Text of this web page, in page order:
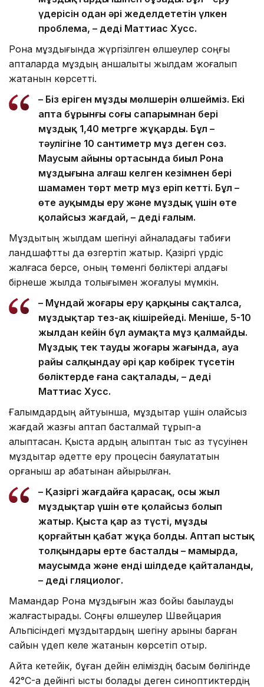
үдерісін одан әрі жеделдететін үлкен
проблема, – деді Маттиас Хусс.
Рона мұздығында жүргізілген өлшеулер соңғы
апталарда мұздың қаншалықты жылдам жоғалып
жатқанын көрсетті.
– Біз еріген мұздың мөлшерін өлшейміз. Екі
апта бұрынғы соңғы сапарымнан бері
мұздық 1,40 метрге жұқарды. Бұл –
тәулігіне 10 сантиметр мұз деген сөз.
Маусым айының ортасында биыл Рона
мұздығына алғаш келген кезімнен бері
шамамен төрт метр мұз еріп кетті. Бұл –
өте ауқымды еру және мұздық үшін өте
қолайсыз жағдай, – деді ғалым.
Мұздықтың жылдам шегінуі айналадағы табиғи
ландшафтты да өзгертіп жатыр. Қазіргі үрдіс
жалғаса берсе, оның төменгі бөліктері алдағы
бірнеше жылда толығымен жоғалуы мүмкін.
– Мұндай жоғары еру қарқыны сақталса,
мұздықтар тез-ақ кішірейеді. Меніңше, 5-10
жылдан кейін бұл аумақта мұз қалмайды.
Мұздық тек таудың жоғары жағында, ауа
райы салқындау әрі қар көбірек түсетін
бөліктерде ғана сақталады, – деді
Маттиас Хусс.
Ғалымдардың айтуынша, мұздықтар үшін қолайсыз
жағдай жазғы аптап басталмай тұрып-ақ
қалыптасқан. Қыста қардың қалыптан тыс аз түсуінен
мұздықтар әдетте еру процесін баяулататын
қорғаныш қар қабатынан айырылған.
– Қазіргі жағдайға қарасақ, осы жыл
мұздықтар үшін өте қолайсыз болып
жатыр. Қыста қар аз түсті, мұзды
қорғайтын қабат жұқа болды. Аптап ыстық
толқындары ерте басталды – мамырда,
маусымда және енді шілдеде қайталанды,
– деді гляциолог.
Мамандар Рона мұздығын жаз бойы бақылауды
жалғастырады. Соңғы өлшеулер Швейцария
Альпісіндегі мұздықтардың шегіну қарқыны барған
сайын үдеп келе жатқанын көрсетіп отыр.
Айта кетейік, бұған дейін еліміздің басым бөлігінде
42°C-қа дейінгі ыстық болады деген синоптиктердің